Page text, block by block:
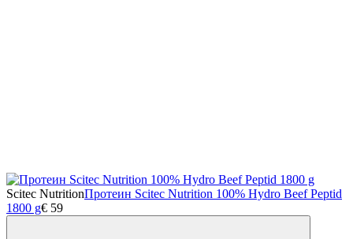
Scitec NutritionПротеин Scitec Nutrition 100% Hydro Beef Peptid
1800 g€ 59